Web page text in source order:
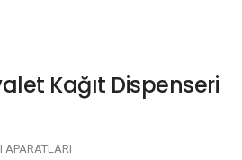
Kağıt Dispenseri
APARATLARI